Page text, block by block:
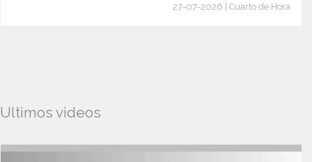
27-07-2026 | Cuarto de Hora
Ultimos videos